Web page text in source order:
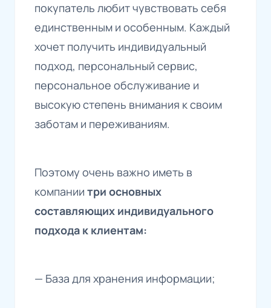
покупатель любит чувствовать себя
единственным и особенным. Каждый
хочет получить индивидуальный
подход, персональный сервис,
персональное обслуживание и
высокую степень внимания к своим
заботам и переживаниям.
Поэтому очень важно иметь в
компании три основных
составляющих индивидуального
подхода к клиентам:
— База для хранения информации;